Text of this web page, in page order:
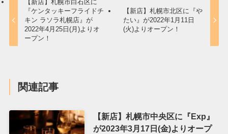
【新店】札幌市白石区に
『ケンタッキーフライドチ
キン ラソラ札幌店』が
2022年4月25日(月)よりオ
ープン！
【新店】札幌市北区に『や
たい』が2022年1月11日
(火)よりオープン！
関連記事
【新店】札幌市中央区に『Exp』
が2023年3月17日(金)よりオープ